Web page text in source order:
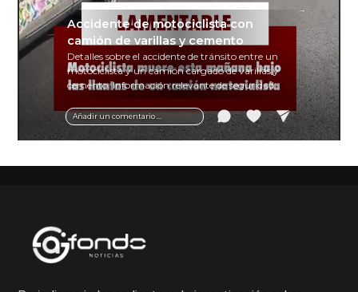
Añadir un comentario ...
Accidente de motociclista con
camión de varillas y cemento
Detalles sobre el accidente de tránsito entre un
motociclista y un camión cargado de varillas y
cemento. Información relevante de seguridad
vial y recomendaciones para motociclistas.